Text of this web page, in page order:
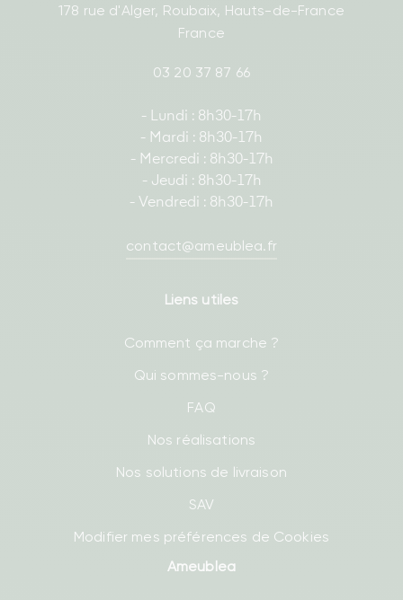
178 rue d'Alger, Roubaix, Hauts-de-France
France
03 20 37 87 66
- Lundi : 8h30-17h
- Mardi : 8h30-17h
- Mercredi : 8h30-17h
- Jeudi : 8h30-17h
- Vendredi : 8h30-17h
contact@ameublea.fr
Liens utiles
Comment ça marche ?
Qui sommes-nous ?
FAQ
Nos réalisations
Nos solutions de livraison
SAV
Modifier mes préférences de Cookies
Ameublea